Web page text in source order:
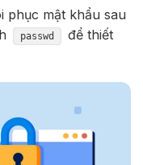
phục mật khẩu sau
passwd
để thiết